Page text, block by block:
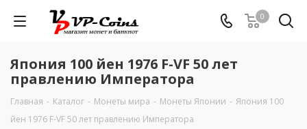
0
Япония 100 йен 1976 F-VF 50 лет
правлению Императора
Главная - Каталог - Монеты мира - Монеты Японии - Япония 100
йен 1976 F-VF 50 лет правлению Императора